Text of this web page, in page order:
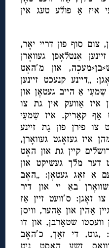
איז אַ פולע טעג אין
צום סוף פון דריי יאָר,
אַנטלאָפן געוואָרן
און מ′האָט
„דיינע קנעכט זיינען
אַ הייב געטאָן און
איז אַוועק אין גת צו
אַף קאַריק. איז שִמעִי
פירן פון גַת זיינע
איז געזאָגט געוואָרן,
קיין גת און האָט
מלך געשיקט און
אַ זאָג געטאָן: „האָב
באַ יי און דיר
זאָגן: ס′וועט זיין אַז
אַהין און אַהער, וויסן
שטאַרבן, און דו
,גוט, די זאַך, כ′האָב